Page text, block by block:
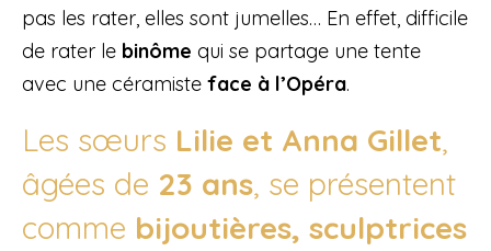
pas les rater, elles sont jumelles… En effet, difficile
de rater le binôme qui se partage une tente
avec une céramiste face à l’Opéra.
Les sœurs Lilie et Anna Gillet,
âgées de 23 ans, se présentent
comme bijoutières, sculptrices